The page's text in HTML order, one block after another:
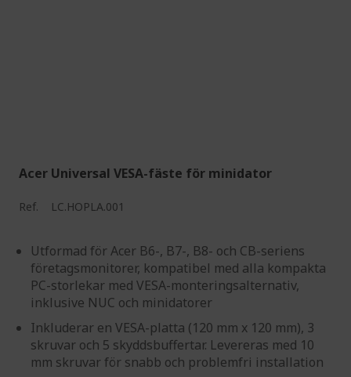
Acer Universal VESA-fäste för minidator
Ref. LC.HOPLA.001
Utformad för Acer B6-, B7-, B8- och CB-seriens
företagsmonitorer, kompatibel med alla kompakta
PC-storlekar med VESA-monteringsalternativ,
inklusive NUC och minidatorer
Inkluderar en VESA-platta (120 mm x 120 mm), 3
skruvar och 5 skyddsbuffertar. Levereras med 10
mm skruvar för snabb och problemfri installation